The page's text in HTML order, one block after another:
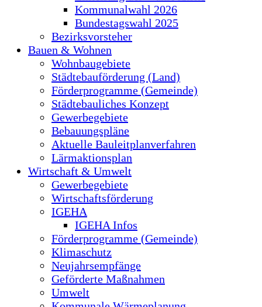
Kommunalwahl 2026
Bundestagswahl 2025
Bezirksvorsteher
Bauen & Wohnen
Wohnbaugebiete
Städtebauförderung (Land)
Förderprogramme (Gemeinde)
Städtebauliches Konzept
Gewerbegebiete
Bebauungspläne
Aktuelle Bauleitplanverfahren
Lärmaktionsplan
Wirtschaft & Umwelt
Gewerbegebiete
Wirtschaftsförderung
IGEHA
IGEHA Infos
Förderprogramme (Gemeinde)
Klimaschutz
Neujahrsempfänge
Geförderte Maßnahmen
Umwelt